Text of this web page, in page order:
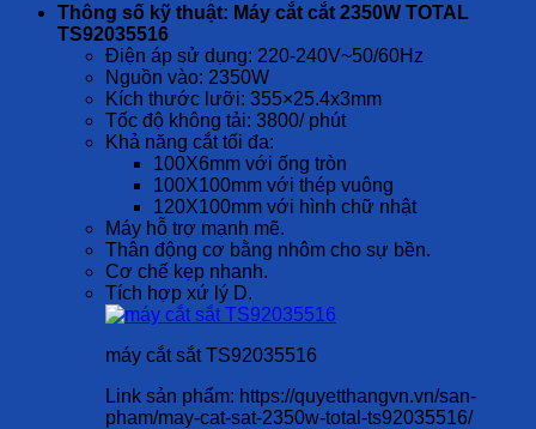
Thông số kỹ thuật: Máy cắt cắt 2350W TOTAL
TS92035516
Điện áp sử dụng: 220-240V~50/60Hz
Nguồn vào: 2350W
Kích thước lưỡi: 355×25.4x3mm
Tốc độ không tải: 3800/ phút
Khả năng cắt tối đa:
100X6mm với ống tròn
100X100mm với thép vuông
120X100mm với hình chữ nhật
Máy hỗ trợ mạnh mẽ.
Thân động cơ bằng nhôm cho sự bền.
Cơ chế kẹp nhanh.
Tích hợp xứ lý D.
máy cắt sắt TS92035516
Link sản phẩm: https://quyetthangvn.vn/san-
pham/may-cat-sat-2350w-total-ts92035516/